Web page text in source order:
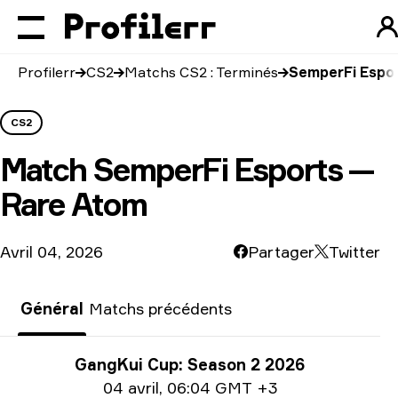
Profilerr CS2 Matchs CS2 : Terminés SemperFi
CS2
Match SemperFi Esports —
Rare Atom
Avril 04, 2026 Partager Twitter
Général Matchs précédents
Informations sur le tournoi
GangKui Cup: Season 2 2026
Information sur la date
04 avril, 06:04 GMT +3